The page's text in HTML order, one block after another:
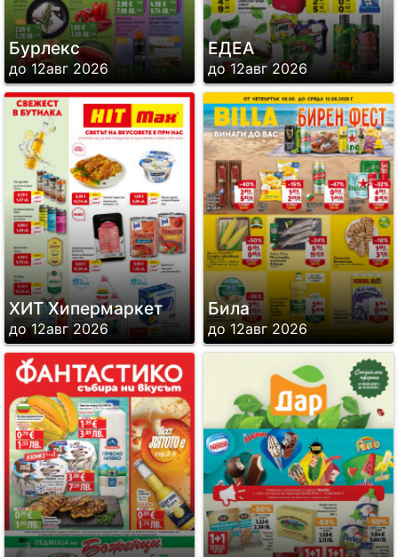
Бурлекс
до 12авг 2026
ЕДЕА
до 12авг 2026
ХИТ Хипермаркет
до 12авг 2026
Била
до 12авг 2026